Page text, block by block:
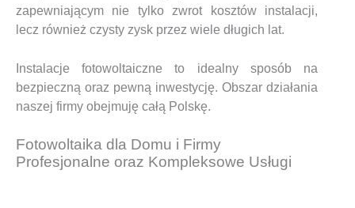
zapewniającym nie tylko zwrot kosztów instalacji,
lecz również czysty zysk przez wiele długich lat.
Instalacje fotowoltaiczne to idealny sposób na
bezpieczną oraz pewną inwestycję. Obszar działania
naszej firmy obejmuję całą Polskę.
Fotowoltaika dla Domu i Firmy
Profesjonalne oraz Kompleksowe Usługi